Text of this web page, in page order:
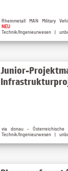
Rheinmetall MAN Military
NEU
Technik/Ingenieurwesen |
Junior-
via donau -
Technik/Ingenieurwesen |